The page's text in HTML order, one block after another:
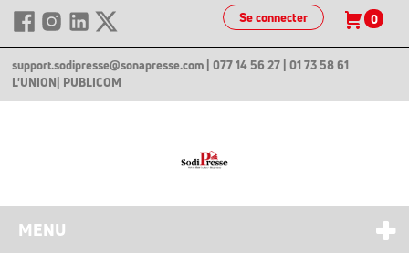
Se connecter 0
support.sodipresse@sonapresse.com | 077 14 56 27 | 01 73 58 61
L'UNION | PUBLICOM
MENU